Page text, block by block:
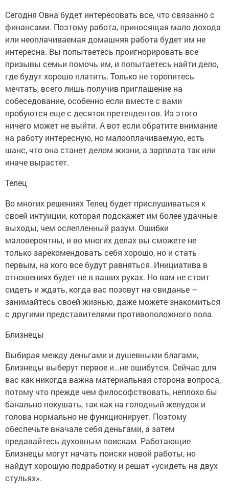
Сегодня Овна будет интересовать все, что связанно с
финансами. Поэтому работа, приносящая мало дохода
или неоплачиваемая домашняя работа будет им не
интересна. Вы попытаетесь проигнорировать все
призывы семьи помочь им, и попытаетесь найти дело,
где будут хорошо платить. Только не торопитесь
мечтать, всего лишь получив приглашение на
собеседование, особенно если вместе с вами
пробуются еще с десяток претендентов. Из этого
ничего может не выйти. А вот если обратите внимание
на работу интересную, но малооплачиваемую, есть
шанс, что она станет делом жизни, а зарплата так или
иначе вырастет.
Телец
Во многих решениях Телец будет прислушиваться к
своей интуиции, которая подскажет им более удачные
выходы, чем ослепленный разум. Ошибки
маловероятны, и во многих делах вы сможете не
только зарекомендовать себя хорошо, но и стать
первым, на кого все будут равняться. Инициатива в
отношениях будет не в ваших руках. Но вам не стоит
сидеть и ждать, когда вас позовут на свиданье –
занимайтесь своей жизнью, даже можете знакомиться
с другими представителями противоположного пола.
Близнецы
Выбирая между деньгами и душевными благами,
Близнецы выберут первое и…не ошибутся. Сейчас для
вас как никогда важна материальная сторона вопроса,
потому что прежде чем философствовать, неплохо бы
банально покушать, так как на голодный желудок и
голова нормально не функционирует. Поэтому
обеспечьте вначале себя деньгами, а затем
предавайтесь духовным поискам. Работающие
Близнецы могут начать поиски новой работы, но
найдут хорошую подработку и решат «усидеть на двух
стульях».